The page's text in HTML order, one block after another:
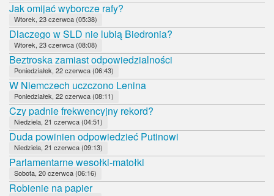
Jak omijać wyborcze rafy?
Wtorek, 23 czerwca (05:38)
Dlaczego w SLD nie lubią Biedronia?
Wtorek, 23 czerwca (08:08)
Beztroska zamiast odpowiedzialności
Poniedziałek, 22 czerwca (06:43)
W Niemczech uczczono Lenina
Poniedziałek, 22 czerwca (08:11)
Czy padnie frekwencyjny rekord?
Niedziela, 21 czerwca (04:51)
Duda powinien odpowiedzieć Putinowi
Niedziela, 21 czerwca (09:13)
Parlamentarne wesołki-matołki
Sobota, 20 czerwca (06:16)
Robienie na papier